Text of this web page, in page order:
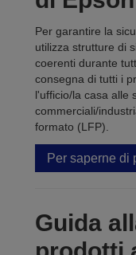
Per garantire la
utilizza strutture di
coerenti durante
consegna di tutti i
l'ufficio/la casa alle
commerciali/
formato (LFP).
Per saperne di
Guida